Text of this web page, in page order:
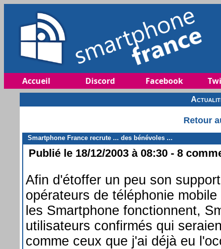
Accueil Discord Facebook
Retour
Smartphone France recrute ... des bénévoles ...
Publié le 18/12/2003 à 08:30 - 8
Afin d'étoffer un peu son
opérateurs de téléphonie
les Smartphone fonctionnent,
utilisateurs confirmés qui
comme ceux que j'ai déjà eu